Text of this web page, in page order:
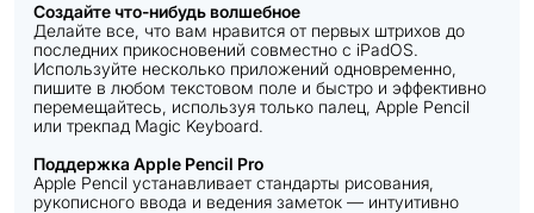
Создайте что-нибудь волшебное
Делайте все, что вам нравится от первых штрихов до
последних прикосновений совместно с iPadOS.
Используйте несколько приложений одновременно,
пишите в любом текстовом поле и быстро и эффективно
перемещайтесь, используя только палец, Apple Pencil
или трекпад Magic Keyboard.
Поддержка Apple Pencil Pro
Apple Pencil устанавливает стандарты рисования,
рукописного ввода и ведения заметок — интуитивно